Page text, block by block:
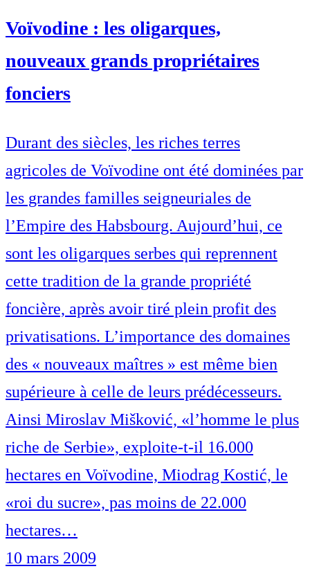
Voïvodine : les oligarques,
nouveaux grands propriétaires
fonciers
Durant des siècles, les riches terres
agricoles de Voïvodine ont été dominées par
les grandes familles seigneuriales de
l’Empire des Habsbourg. Aujourd’hui, ce
sont les oligarques serbes qui reprennent
cette tradition de la grande propriété
foncière, après avoir tiré plein profit des
privatisations. L’importance des domaines
des « nouveaux maîtres » est même bien
supérieure à celle de leurs prédécesseurs.
Ainsi Miroslav Mišković, «l’homme le plus
riche de Serbie», exploite-t-il 16.000
hectares en Voïvodine, Miodrag Kostić, le
«roi du sucre», pas moins de 22.000
hectares…
10 mars 2009